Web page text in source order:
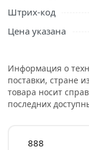
Штрих-код
Цена указана
Информация о
поставки, стране
товара носит
последних
888